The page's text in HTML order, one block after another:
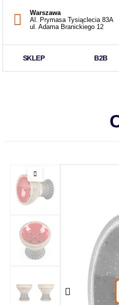
Warszawa
Al. Prymasa Tysiąclecia 83A
ul. Adama Branickiego 12
SKLEP B2B